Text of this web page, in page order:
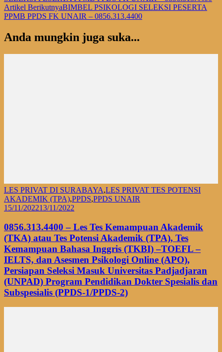
Artikel
Artikel BerikutnyaBIMBEL PSIKOLOGI SELEKSI PESERTA
PPMB PPDS FK UNAIR – 0856.313.4400
Anda mungkin juga suka...
LES PRIVAT DI SURABAYA,LES PRIVAT TES POTENSI
AKADEMIK (TPA),PPDS,PPDS UNAIR
15/11/202213/11/2022
0856.313.4400 – Les Tes Kemampuan Akademik
(TKA) atau Tes Potensi Akademik (TPA), Tes
Kemampuan Bahasa Inggris (TKBI) –TOEFL –
IELTS, dan Asesmen Psikologi Online (APO),
Persiapan Seleksi Masuk Universitas Padjadjaran
(UNPAD) Program Pendidikan Dokter Spesialis dan
Subspesialis (PPDS-1/PPDS-2)